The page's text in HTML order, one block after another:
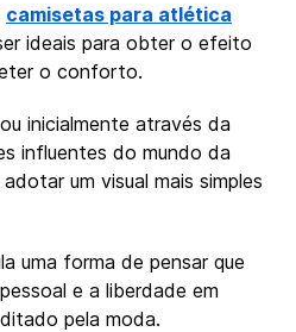
camisetas para atlética
ideais para obter o efeito
o conforto.
inicialmente através da
influentes do mundo da
um visual mais simples
uma forma de pensar que
e a liberdade em
pela moda.